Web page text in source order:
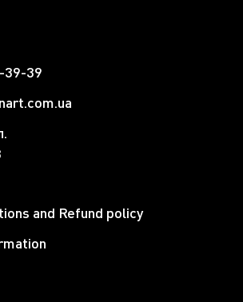
39-39
and Refund policy